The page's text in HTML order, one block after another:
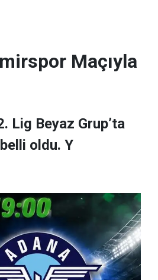
Maçıyla
Lig Beyaz Grup’ta
oldu. Y